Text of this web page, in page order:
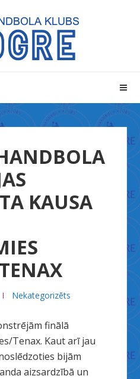
KAUSA
Nekategorizēts
finālā
Tenax. Kaut arī jau
bijām
aizsardzībā un